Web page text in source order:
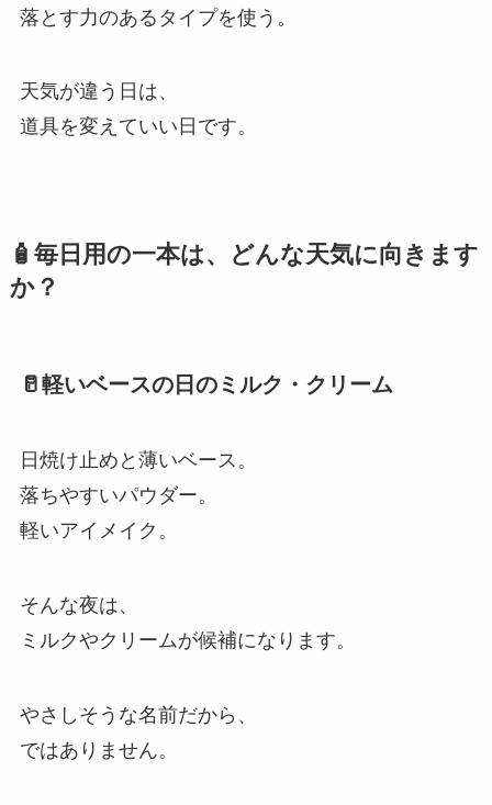
落とす力のあるタイプを使う。
天気が違う日は、
道具を変えていい日です。
🧴毎日用の一本は、どんな天気に向きます
か？
🥛軽いベースの日のミルク・クリーム
日焼け止めと薄いベース。
落ちやすいパウダー。
軽いアイメイク。
そんな夜は、
ミルクやクリームが候補になります。
やさしそうな名前だから、
ではありません。